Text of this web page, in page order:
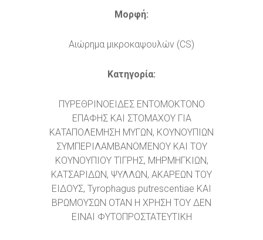
Μορφή:
Αιώρημα μικροκαψουλών (CS)
Κατηγορία:
ΠΥΡΕΘΡΙΝΟΕΙΔΕΣ ΕΝΤΟΜΟΚΤΟΝΟ
ΕΠΑΦΗΣ ΚΑΙ ΣΤΟΜΑΧΟΥ ΓΙΑ
ΚΑΤΑΠΟΛΕΜΗΣΗ ΜΥΓΩΝ, ΚΟΥΝΟΥΠΙΩΝ
ΣΥΜΠΕΡΙΛΑΜΒΑΝΟΜΈΝΟΥ ΚΑΙ ΤΟΥ
ΚΟΥΝΟΥΠΙΟΥ ΤΊΓΡΗΣ, ΜΗΡΜΗΓΚΙΩΝ,
ΚΑΤΣΑΡΙΔΩΝ, ΨΥΛΛΩΝ, ΑΚΑΡΕΩΝ ΤΟΥ
ΕΙΔΟΥΣ, Tyrophagus putrescentiae ΚΑΙ
ΒΡΩΜΟΥΣΩΝ ΟΤΑΝ Η ΧΡΗΣΗ ΤΟΥ ΔΕΝ
ΕΙΝΑΙ ΦΥΤΟΠΡΟΣΤΑΤΕΥΤΙΚΗ